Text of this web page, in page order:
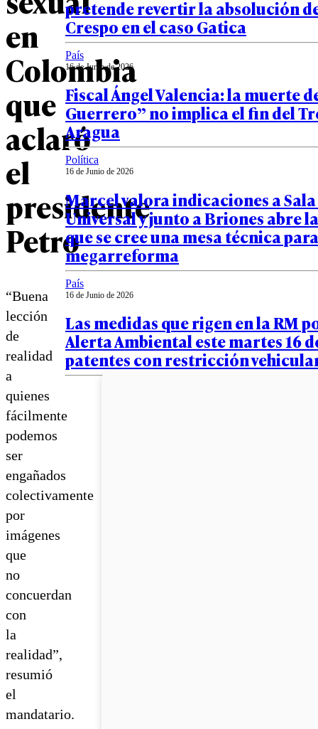
en
Colombia
que
aclaró
el
presidente
Petro
“Buena
lección
de
realidad
a
quienes
fácilmente
podemos
ser
engañados
colectivamente
por
imágenes
que
no
concuerdan
con
la
realidad”,
resumió
el
mandatario.
pretende revertir la absolución
Crespo en el caso Gatica
País
16 de Junio de 2026
Fiscal Ángel Valencia: la muerte
Guerrero” no implica el fin del
Aragua
Política
16 de Junio de 2026
Marcel valora indicaciones a
Universal y junto a Briones abre
que se cree una mesa técnica
megarreforma
País
16 de Junio de 2026
Las medidas que rigen en la RM
Alerta Ambiental este martes 16
patentes con restricción